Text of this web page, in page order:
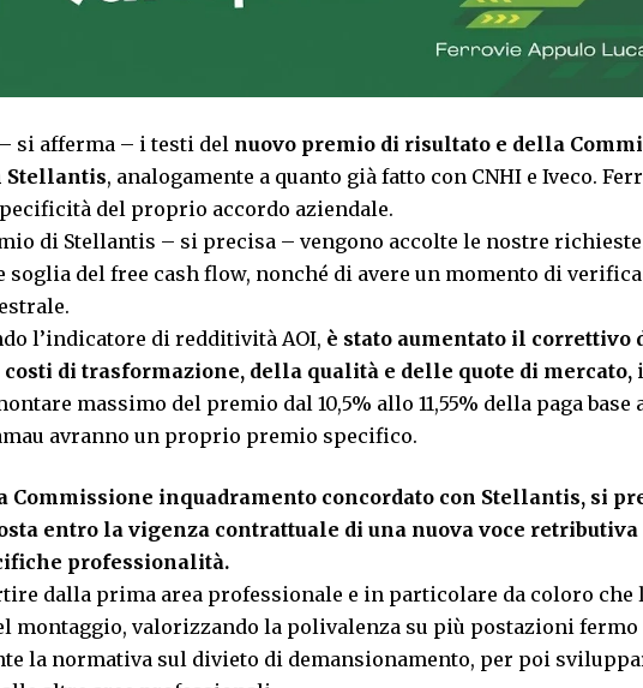
si afferma – i testi del nuovo premio di risultato e della
Stellantis, analogamente a quanto già fatto con CNHI e Iveco.
del proprio accordo aziendale.
di Stellantis – si precisa – vengono accolte le nostre
soglia del free cash flow, nonché di avere un momento di verifica
l’indicatore di redditività AOI, è stato aumentato il correttivo
di trasformazione, della qualità e delle quote di mercato,
massimo del premio dal 10,5% allo 11,55% della paga base
avranno un proprio premio specifico.
Commissione inquadramento concordato con Stellantis, si
entro la vigenza contrattuale di una nuova voce retributiva
professionalità.
dalla prima area professionale e in particolare da coloro che
montaggio, valorizzando la polivalenza su più postazioni fermo
la normativa sul divieto di demansionamento, per poi